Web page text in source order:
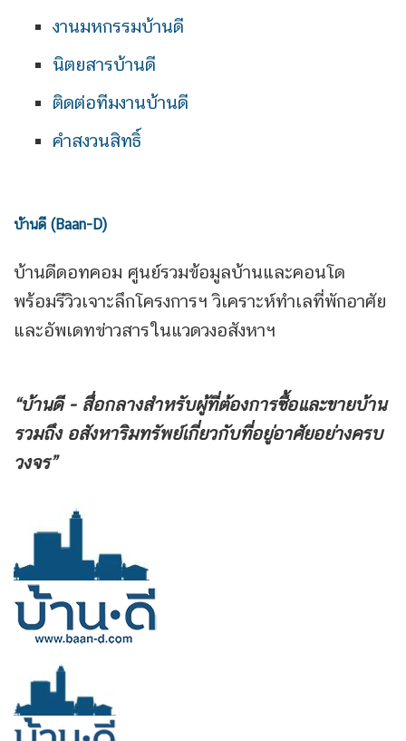
งานมหกรรมบ้านดี
นิตยสารบ้านดี
ติดต่อทีมงานบ้านดี
คำสงวนสิทธิ์
บ้านดี (Baan-D)
บ้านดีดอทคอม ศูนย์รวมข้อมูลบ้านและคอนโด
พร้อมรีวิวเจาะลึกโครงการฯ วิเคราะห์ทำเลที่พักอาศัย
และอัพเดทข่าวสารในแวดวงอสังหาฯ
“บ้านดี - สื่อกลางสำหรับผู้ที่ต้องการซื้อและขายบ้าน
รวมถึง อสังหาริมทรัพย์เกี่ยวกับที่อยู่อาศัยอย่างครบ
วงจร”